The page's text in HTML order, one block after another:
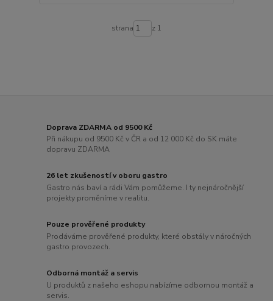
strana z 1
Doprava ZDARMA od 9500 Kč
Při nákupu od 9500 Kč v ČR a od 12 000 Kč do SK máte
dopravu ZDARMA
26 let zkušeností v oboru gastro
Gastro nás baví a rádi Vám pomůžeme. I ty nejnáročnější
projekty proměníme v realitu.
Pouze prověřené produkty
Prodáváme prověřené produkty, které obstály v náročných
gastro provozech.
Odborná montáž a servis
U produktů z našeho eshopu nabízíme odbornou montáž a
servis.